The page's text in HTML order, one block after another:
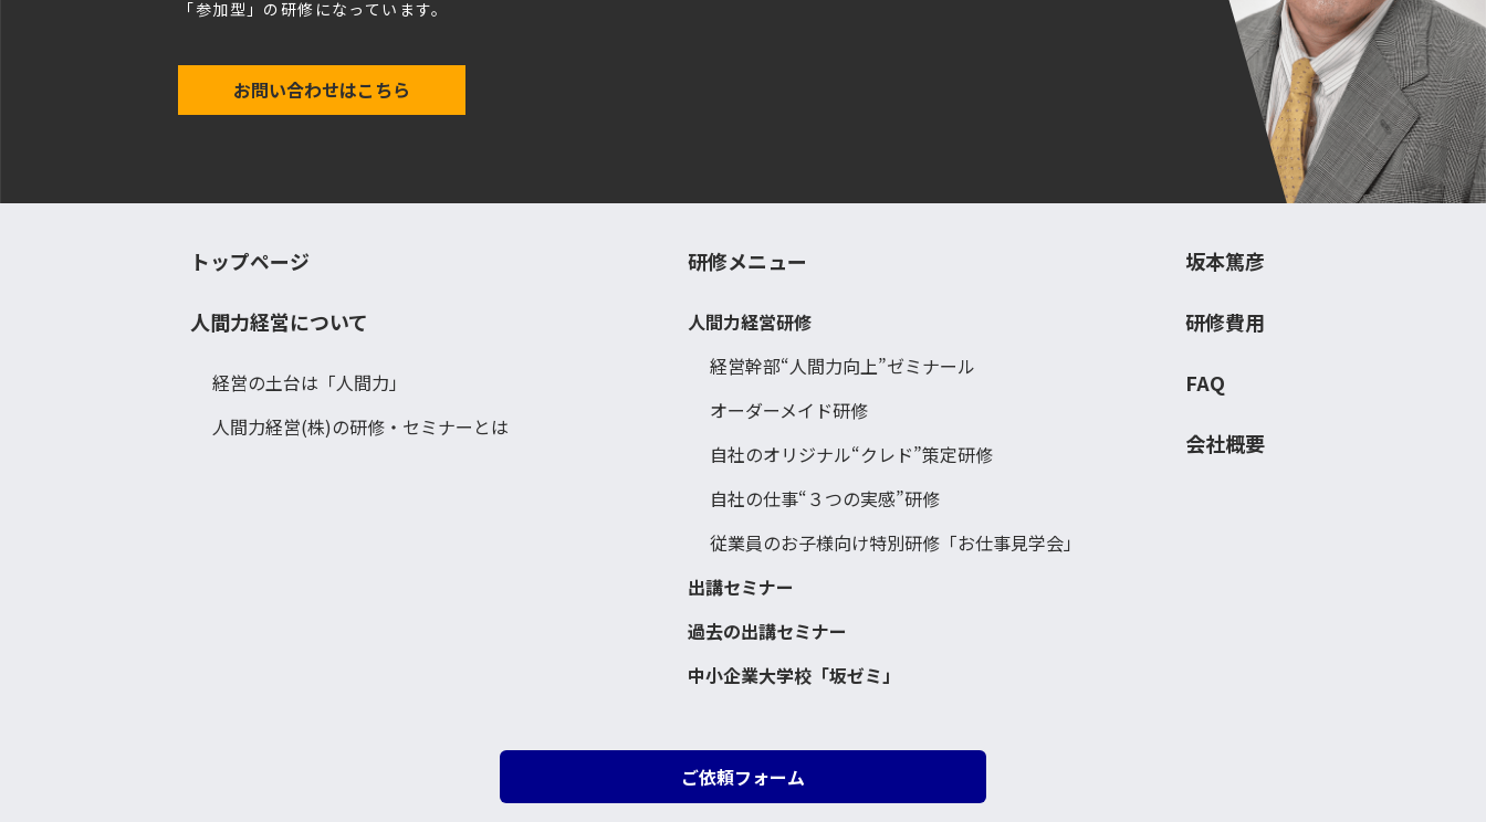
「参加型」の研修になっています。
お問い合わせはこちら
トップページ
人間力経営について
経営の土台は「人間力」
人間力経営(株)の研修・セミナーとは
研修メニュー
人間力経営研修
経営幹部“人間力向上”ゼミナール
オーダーメイド研修
自社のオリジナル“クレド”策定研修
自社の仕事“３つの実感”研修
従業員のお子様向け特別研修「お仕事見学会」
出講セミナー
過去の出講セミナー
中小企業大学校「坂ゼミ」
坂本篤彦
研修費用
FAQ
会社概要
ご依頼フォーム